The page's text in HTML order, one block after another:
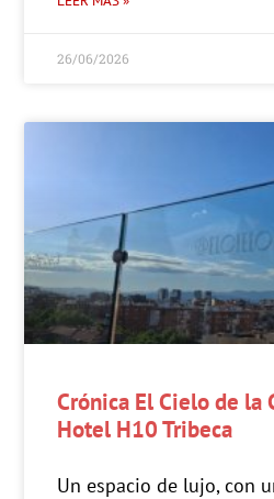
26/06/2026
Crónica El Cielo de la
Hotel H10 Tribeca
Un espacio de lujo, con